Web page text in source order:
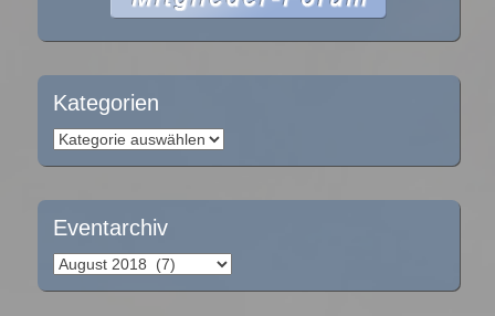
Kategorien
Kategorien
Eventarchiv
Eventarchiv